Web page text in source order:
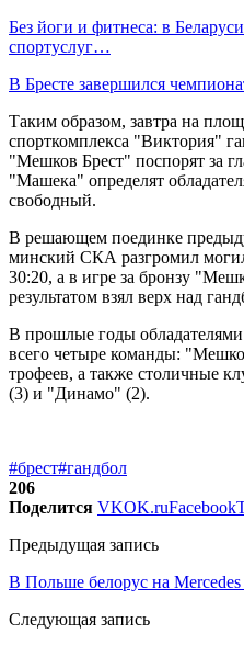
Без йоги и фитнеса: в
спортуслуг…
В Бресте завершился
Таким образом, завтра на
спорткомплекса "Виктория"
"Мешков Брест" поспорят за
"Машека" определят
свободный.
В решающем поединке
минский СКА разгромил
30:20, а в игре за бронзу
результатом взял верх над
В прошлые годы
всего четыре команды:
трофеев, а также столичные
(3) и "Динамо" (2).
#брест#гандбол
206
Поделится VKOK.ruFacebook
Предыдущая запись
В Польше белорус на
Следующая запись